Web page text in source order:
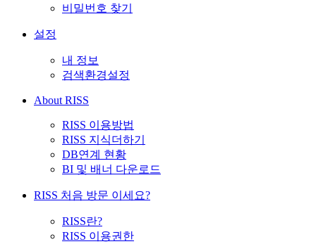
비밀번호 찾기
설정
내 정보
검색환경설정
About RISS
RISS 이용방법
RISS 지식더하기
DB연계 현황
BI 및 배너 다운로드
RISS 처음 방문 이세요?
RISS란?
RISS 이용권한